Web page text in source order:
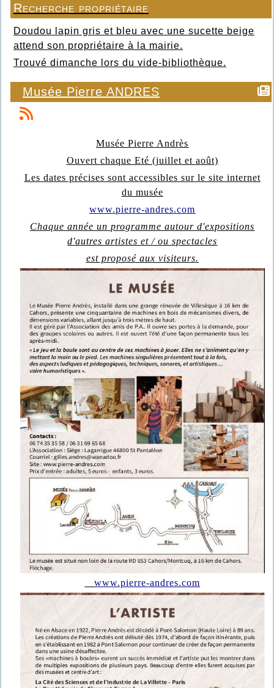
Recherche propriétaire
Doudou lapin gris et bleu avec une sucette beige
attend son propriétaire à la mairie.
Trouvé dimanche lors du vide-bibliothèque.
Musée Pierre ANDRES
Musée Pierre Andrès
Ouvert chaque Eté (juillet et août)
Les dates précises sont accessibles sur le site internet
du musée
www.pierre-andres.com
Chaque année un programme autour d'expositions
d'autres artistes et / ou spectacles
est proposé aux visiteurs.
www.pierre-andres.com